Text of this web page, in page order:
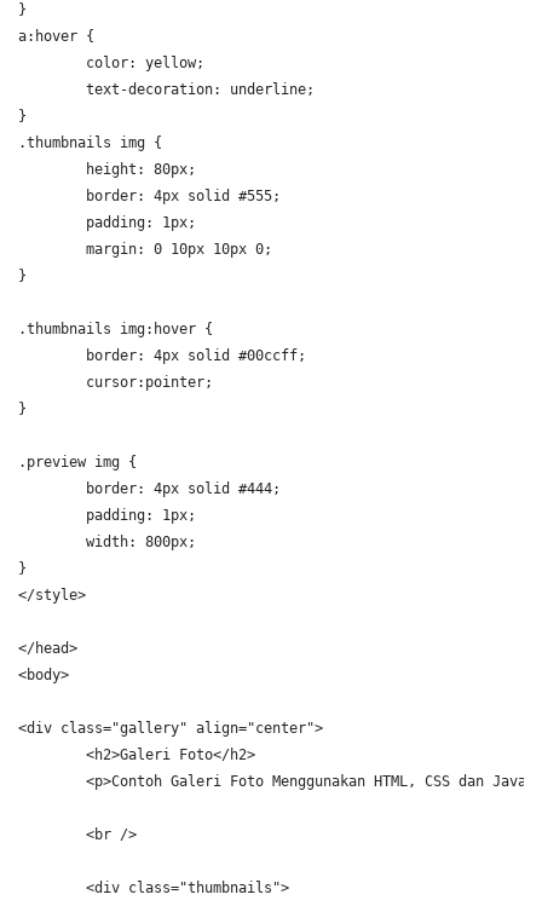
}
a:hover {
color: yellow;
text-decoration: underline;
}
.thumbnails img {
height : 80px;
border: 4px solid #555;
padding: 1px;
margin: 0 10px 10px 0;
}
.thumbnails img:hover {
border: 4px solid #00ccff;
cursor: pointer;
}
.preview img {
border: 4px solid #444;
padding: 1px;
width: 800px;
}
</style>
</head>
<body>
<div class="gallery" align="center">
<h2>Galeri Foto</h2>
<p>Contoh Galeri Foto Menggunakan HTML, CSS dan
<br />
<div class="thumbnails ">